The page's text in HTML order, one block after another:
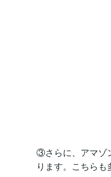
③さらに、アマゾ
ります。こちらも